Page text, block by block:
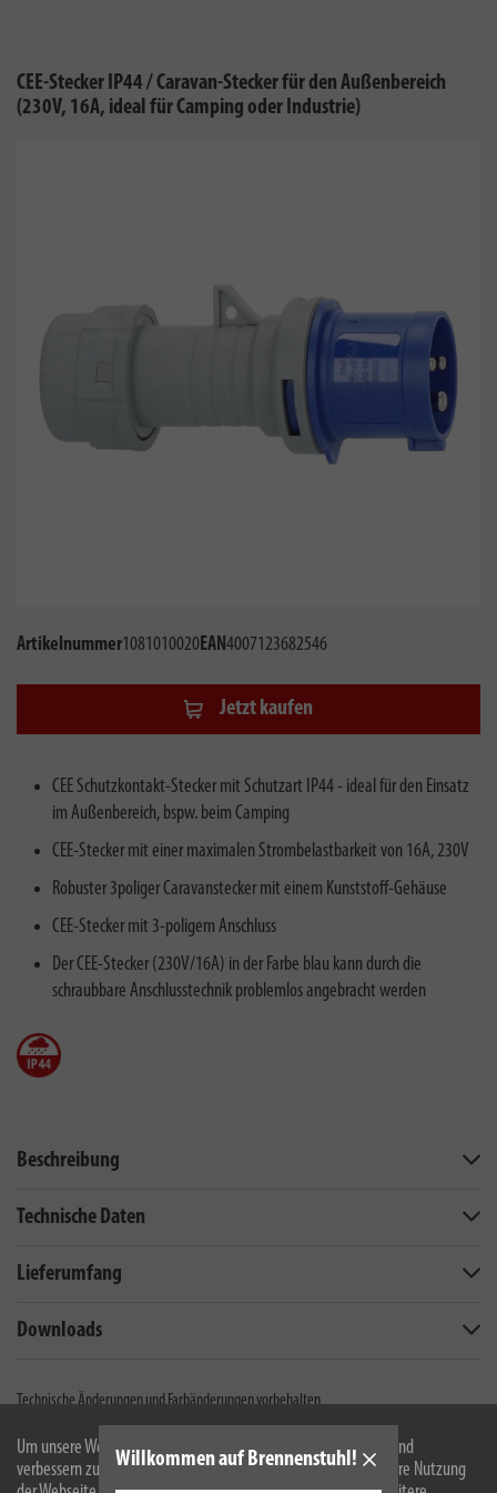
Um unsere Webseite für Sie optimal zu gestalten und fortlaufend
verbessern zu können, verwenden wir Cookies. Durch die weitere Nutzung
Willkommen auf Brennenstuhl!
CEE-Stecker IP44 / Caravan-Stecker für den Außenbereich
(230V, 16A, ideal für Camping oder Industrie)
Artikelnummer1081010020EAN4007123682546
Jetzt kaufen
CEE Schutzkontakt-Stecker mit Schutzart IP44 - ideal für den Einsatz
im Außenbereich, bspw. beim Camping
CEE-Stecker mit einer maximalen Strombelastbarkeit von 16A, 230V
Robuster 3poliger Caravanstecker mit einem Kunststoff-Gehäuse
CEE-Stecker mit 3-poligem Anschluss
Der CEE-Stecker (230V/16A) in der Farbe blau kann durch die
schraubbare Anschlusstechnik problemlos angebracht werden
Beschreibung
Technische Daten
Lieferumfang
Downloads
Technische Änderungen und Farbänderungen vorbehalten
Newsletter